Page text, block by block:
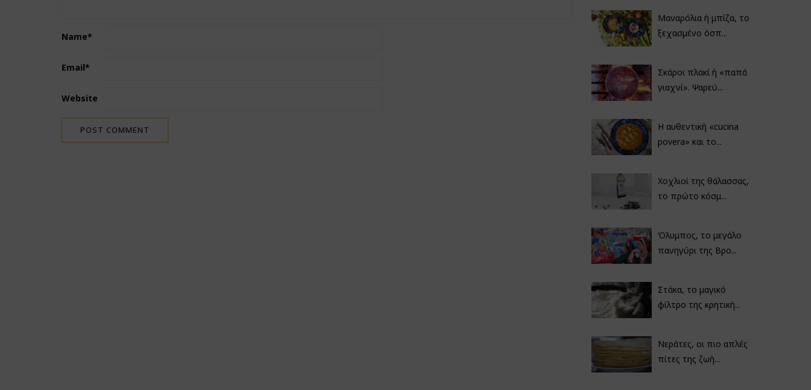
Name*
Email*
Website
Μαναρόλια ή μπίζα, το
ξεχασμένο όσπ...
Σκάροι πλακί ή «παπά
γιαχνί». Ψαρεύ...
Η αυθεντική «cucina
povera» και το...
Χοχλιοί της θάλασσας,
το πρώτο κόσμ...
Όλυμπος, το μεγάλο
πανηγύρι της Βρο...
Στάκα, το μαγικό
φίλτρο της κρητική...
Νεράτες, οι πιο απλές
πίτες της ζωή...